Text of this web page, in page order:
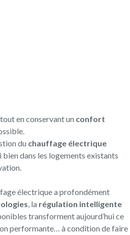
en conservant un confort
du chauffage électrique
bien dans les logements existants
électrique a profondément
, la régulation intelligente
transforment aujourd’hui ce
performante… à condition de faire